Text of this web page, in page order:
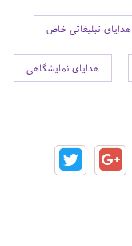
هدایای تبلیغاتی خاص
هدایای نمایشگاهی